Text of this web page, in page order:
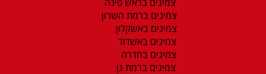
צמיגים ברמת השרון
צמיגים באשקלון
צמיגים באשדוד
צמיגים בחדרה
צמיגים ברמת גן